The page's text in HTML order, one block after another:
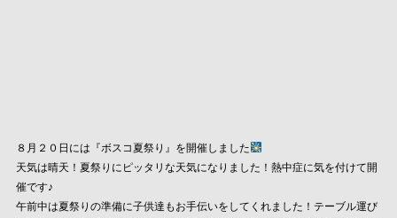
８月２０日には『ボスコ夏祭り』を開催しました
天気は晴天！夏祭りにピッタリな天気になりました！熱中症に気を付けて開
催です♪
午前中は夏祭りの準備に子供達もお手伝いをしてくれました！テーブル運び